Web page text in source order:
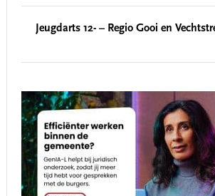
Jeugdarts 12- – Regio Gooi en